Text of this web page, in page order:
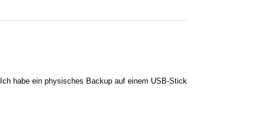
habe ein physisches Backup auf einem USB-Stick